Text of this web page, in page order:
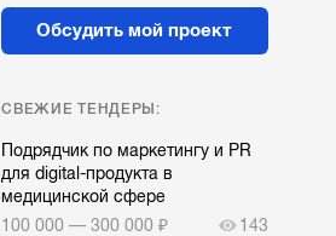
Обсудить мой проект
СВЕЖИЕ ТЕНДЕРЫ:
Подрядчик по маркетингу и PR
для digital-продукта в
медицинской сфере
100 000 — 300 000 ₽
143